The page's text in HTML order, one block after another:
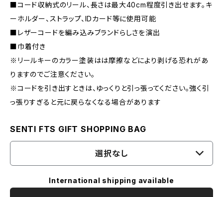
■コード収納式のリール、長さは最大40cm程度引き出せます。キ
ーホルダー、ストラップ、IDカード等に使用可能
■レザーコードを編み込みブランドらしさを演出
■巾着付き
※リールキーのカラー塗装はは摩擦などにより剥げる恐れがあ
りますのでご注意ください。
※コードを引き出すときは、ゆっくりと引っ張ってください。強く引
っ張りすぎると元に戻らなくなる場合があります
SENTI FTS GIFT SHOPPING BAG
選択なし
International shipping available